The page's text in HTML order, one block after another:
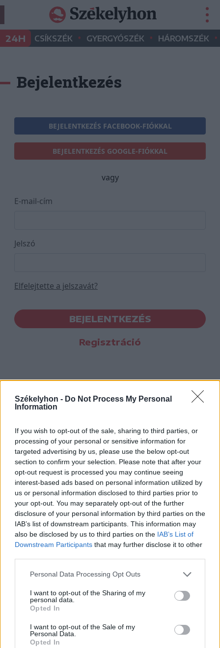
Székelyhon - Do Not Process My Personal
Information
If you wish to opt-out of the sale, sharing to third parties, or
processing of your personal or sensitive information for
targeted advertising by us, please use the below opt-out
section to confirm your selection. Please note that after your
opt-out request is processed you may continue seeing
interest-based ads based on personal information utilized by
us or personal information disclosed to third parties prior to
your opt-out. You may separately opt-out of the further
disclosure of your personal information by third parties on the
IAB’s list of downstream participants. This information may
also be disclosed by us to third parties on the IAB’s List of
Downstream Participants that may further disclose it to other
Personal Data Processing Opt Outs
I want to opt-out of the Sharing of my
personal data.
Opted In
I want to opt-out of the Sale of my
Personal Data.
Opted In
24H CSÍKSZÉK • GYERGYÓSZÉK • HÁROMSZÉK •
Bejelentkezés
BEJELENTKEZÉS FACEBOOK-FIÓKKAL
BEJELENTKEZÉS GOOGLE-FIÓKKAL
vagy
E-mail-cím
Jelszó
Elfelejtette a jelszavát?
BEJELENTKEZÉS
Regisztráció
Hasznos
Impresszum
Szerzői jogok
Adatvédelmi tájékoztató
Cookie-kezelési tájékoztató
Hozzászólási szabályzat
Nyomtatott lapjaink archívuma
Székely Hírmondó archívuma
Sütibeállítások